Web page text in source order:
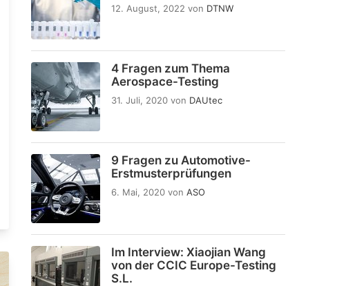
12. August, 2022 von DTNW
4 Fragen zum Thema
Aerospace-Testing
31. Juli, 2020 von DAUtec
9 Fragen zu Automotive-
Erstmusterprüfungen
6. Mai, 2020 von ASO
Im Interview: Xiaojian Wang
von der CCIC Europe-Testing
S.L.